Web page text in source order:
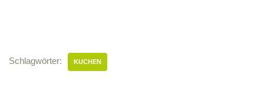
Schlagwörter: KUCHEN